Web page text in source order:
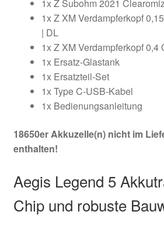
1x Z Subohm 2021
1x Z XM Verdampferkopf
| DL
1x Z XM Verdampferkopf 0,4
1x Ersatz-Glastank
1x Ersatzteil-Set
1x Type C-USB-Kabel
1x Bedienungsanleitung
18650er Akkuzelle(n) nicht im
enthalten!
Aegis Legend 5
Chip und robuste